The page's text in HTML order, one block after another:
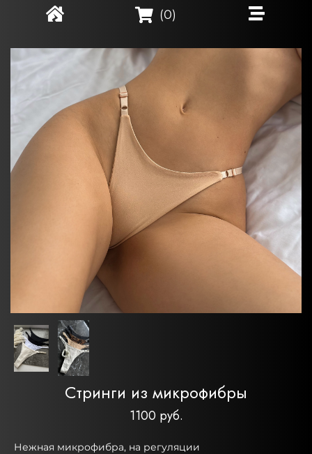
(0)
Стринги из микрофибры
1100 руб.
Нежная микрофибра, на регуляции